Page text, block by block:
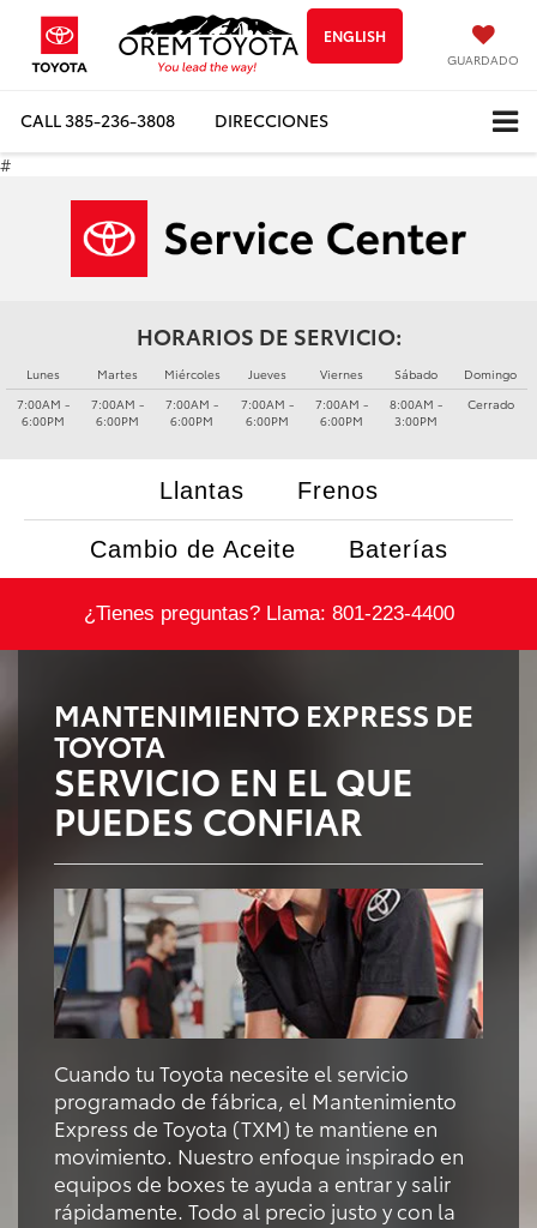
ENGLISH
GUARDADO
CALL385-236-3808
DIRECCIONES
#
HORARIOS DE SERVICIO:
Lunes
7:00AM -
6:00PM
Martes
7:00AM -
6:00PM
Miércoles
7:00AM -
6:00PM
Jueves
7:00AM -
6:00PM
Viernes
7:00AM -
6:00PM
Sábado
8:00AM -
3:00PM
Domingo
Cerrado
Llantas Frenos
Cambio de Aceite Baterías
¿Tienes preguntas? Llama: 801-223-4400
MANTENIMIENTO EXPRESS DE
TOYOTA
SERVICIO EN EL QUE
PUEDES CONFIAR
Cuando tu Toyota necesite el servicio
programado de fábrica, el Mantenimiento
Express de Toyota (TXM) te mantiene en
movimiento. Nuestro enfoque inspirado en
equipos de boxes te ayuda a entrar y salir
rápidamente. Todo al precio justo y con la